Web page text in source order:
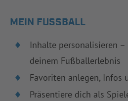
MEIN FUSSBALL
Inhalte personalisieren –
deinem Fußballerlebnis
Favoriten anlegen, Infos
Präsentiere dich als